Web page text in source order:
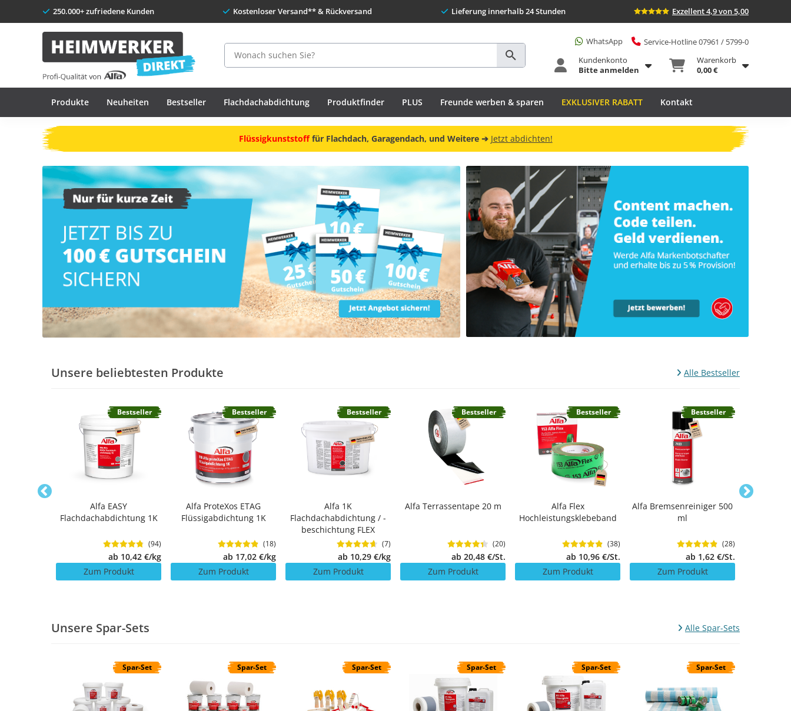
250.000+ zufriedene Kunden Kostenloser Versand** & Rückversand Lieferung innerhalb 24 Stunden Exzellent 4,9 von 5,00
Suche
WhatsApp
Service-Hotline 07961 / 5799-0
Kundenkonto
Bitte anmelden
Warenkorb
0,00 €
Produkte Neuheiten Bestseller Flachdachabdichtung Produktfinder PLUS Freunde werben & sparen EXKLUSIVER RABATT Kontakt
Flüssigkunststofffür Flachdach, Garagendach, und Weitere ➔ Jetzt abdichten!
Unsere beliebtesten Produkte Alle Bestseller
Bestseller
Alfa EASY
Flachdachabdichtung 1K
(94)
ab 10,42 €/kg
Zum Produkt
Bestseller
Alfa ProteXos ETAG
Flüssigabdichtung 1K
(18)
ab 17,02 €/kg
Zum Produkt
Bestseller
Alfa 1K
Flachdachabdichtung / -
beschichtung FLEX
(7)
ab 10,29 €/kg
Zum Produkt
Bestseller
Alfa Terrassentape 20 m
(20)
ab 20,48 €/St.
Zum Produkt
Bestseller
Alfa Flex
Hochleistungsklebeband
(38)
ab 10,96 €/St.
Zum Produkt
Bestseller
Alfa Bremsenreiniger 500
ml
(28)
ab 1,62 €/St.
Zum Produkt
Unsere Spar-Sets Alle Spar-Sets
Spar-Set Spar-Set Spar-Set Spar-Set Spar-Set Spar-Set